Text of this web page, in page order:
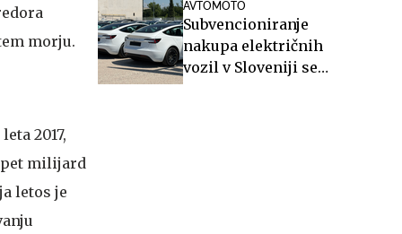
morju.
2017,
pet milijard
letos je
AVTOMOTO
Subvencioniranje
nakupa električnih
vozil v Sloveniji se